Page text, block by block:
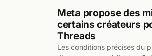
Meta propose des
certains créateurs
Threads
Les conditions précises du